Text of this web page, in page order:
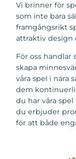
Vi brinner för
som inte bara
framgångsrikt
attraktiv design
För oss handlar
skapa
våra spel i nära
dem
du har våra
du erbjuder
för att både